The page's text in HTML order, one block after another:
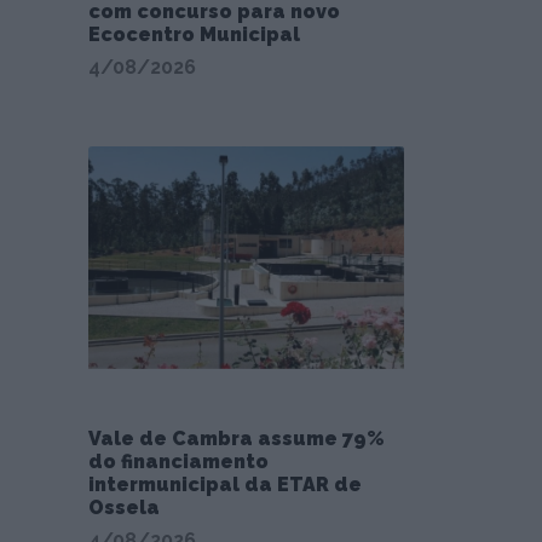
com concurso para novo
Ecocentro Municipal
4/08/2026
Vale de Cambra assume 79%
do financiamento
intermunicipal da ETAR de
Ossela